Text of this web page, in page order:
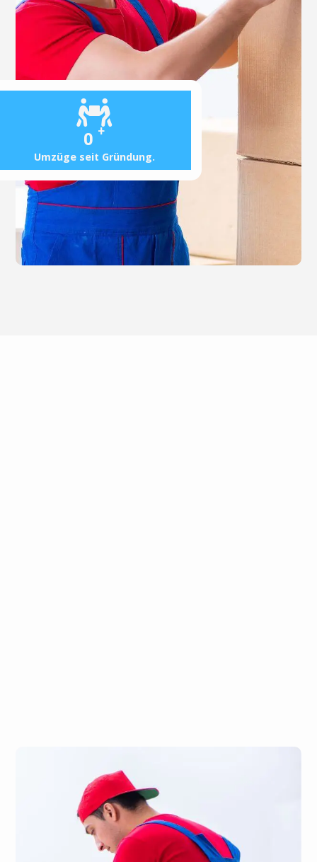
0 +
Umzüge seit Gründung.